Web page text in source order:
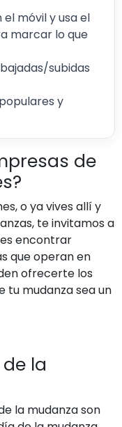
móvil y usa el
marcar lo que
subidas
y
de
o ya vives allí y
te invitamos a
encontrar
que operan en
ofrecerte los
tu mudanza sea un
la
la mudanza son